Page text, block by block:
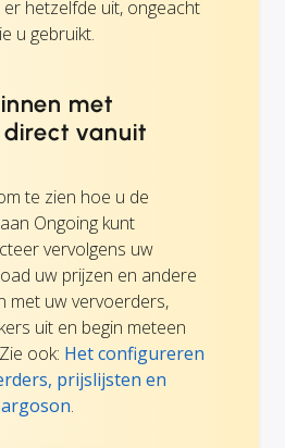
hetzelfde uit, ongeacht
u gebruikt.
met
vanuit
te zien hoe u de
Ongoing kunt
vervolgens uw
uw prijzen en andere
met uw vervoerders,
uit en begin meteen
ook: Het configureren
prijslijsten en
.